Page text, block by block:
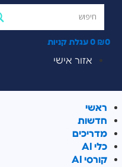
₪
0 עגלת קניות
אזור אישי
ראשי
חדשות
מדריכים
כלי AI
קורסי AI